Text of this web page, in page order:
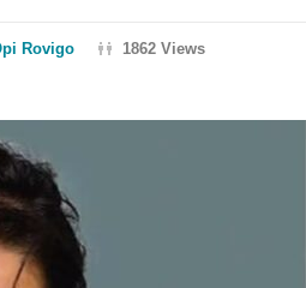
Rovigo
1862 Views